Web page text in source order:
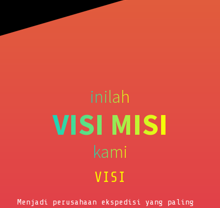
inilah
VISI MISI
kami
VISI
Menjadi perusahaan ekspedisi yang paling